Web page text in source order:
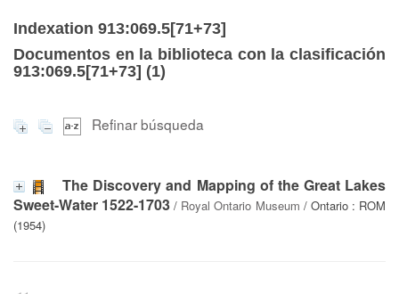
Indexation 913:069.5[71+73]
Documentos en la biblioteca con la clasificación
913:069.5[71+73] (1)
Refinar búsqueda
The Discovery and Mapping of the Great Lakes
Sweet-Water 1522-1703 / Royal Ontario Museum / Ontario : ROM
(1954)